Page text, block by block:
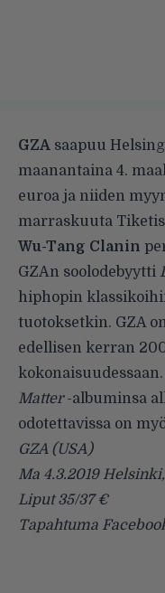
GZA saapuu
maanantaina 4.
euroa ja niiden
marraskuuta
Wu-Tang Clanin
GZAn soolodebyytti
hiphopin
tuotoksetkin. GZA
edellisen kerran
Matter-albuminsa
odotettavissa on
GZA (USA)
Ma 4.3.2019
Liput 35/37 €
Tapahtuma